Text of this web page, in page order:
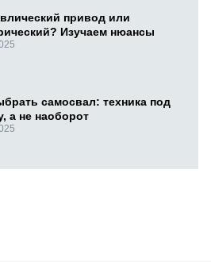
привод или
Изучаем нюансы
самосвал: техника под
а не наоборот